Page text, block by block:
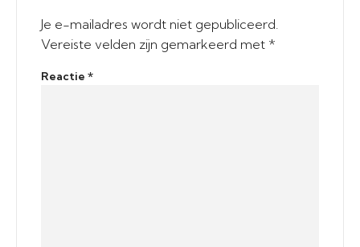
Je e-mailadres wordt niet gepubliceerd.
Vereiste velden zijn gemarkeerd met *
Reactie *